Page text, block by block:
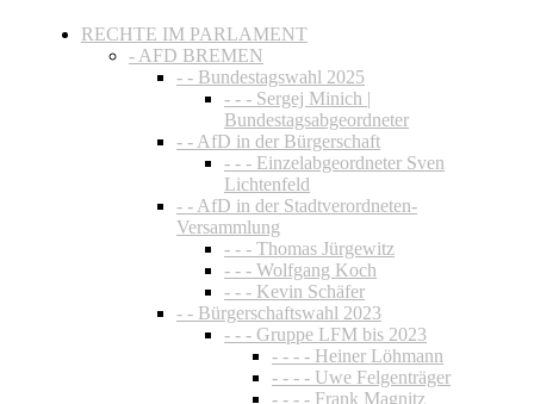
RECHTE IM PARLAMENT
- AFD BREMEN
- - Bundestagswahl 2025
- - - Sergej Minich |
Bundestagsabgeordneter
- - AfD in der Bürgerschaft
- - - Einzelabgeordneter Sven
Lichtenfeld
- - AfD in der Stadtverordneten-
Versammlung
- - - Thomas Jürgewitz
- - - Wolfgang Koch
- - - Kevin Schäfer
- - Bürgerschaftswahl 2023
- - - Gruppe LFM bis 2023
- - - - Heiner Löhmann
- - - - Uwe Felgenträger
- - - - Frank Magnitz